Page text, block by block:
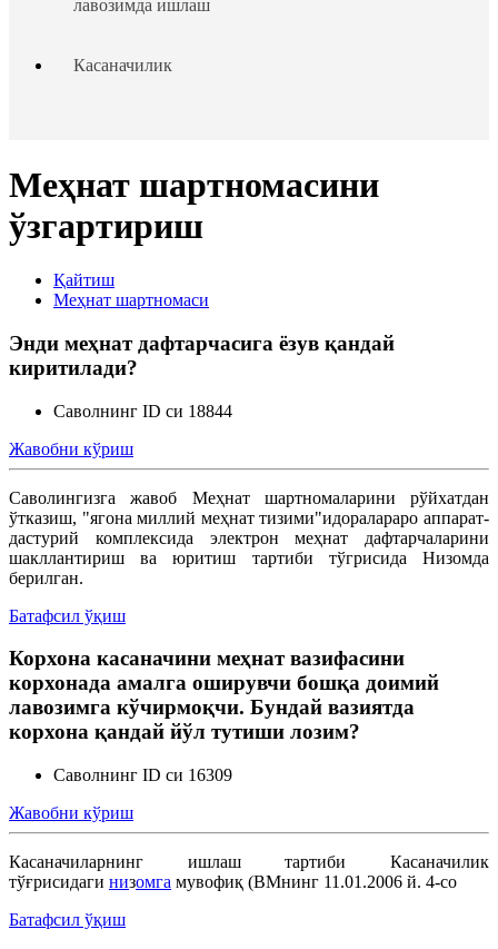
лавозимда ишлаш
Касаначилик
Ходим ва иш берувчининг жавобгарлиги
Ходимлар ҳуқуқларининг кафолатлари
Чет эллик шахсларни ишга жойлаштириш
Ходимларни аттестациядан ўтказиш
Меҳнат шартномасини ўзгартириш
Меҳнатга оид муносабатларни бекор қилиш
Ишга қабул қилиш
Меҳнат шартномасини
ўзгартириш
Қайтиш
Меҳнат шартномаси
Энди меҳнат дафтарчасига ёзув қандай
киритилади?
Саволнинг ID си 18844
Жавобни кўриш
Саволингизга жавоб Меҳнат шартномаларини рўйхатдан
ўтказиш, "ягона миллий меҳнат тизими"идоралараро аппарат-
дастурий комплексида электрон меҳнат дафтарчаларини
шакллантириш ва юритиш тартиби тўгрисида Низомда
берилган.
Батафсил ўқиш
Корхона касаначини меҳнат вазифасини
корхонада амалга оширувчи бошқа доимий
лавозимга кўчирмоқчи. Бундай вазиятда
корхона қандай йўл тутиши лозим?
Саволнинг ID си 16309
Жавобни кўриш
Касаначиларнинг ишлаш тартиби Касаначилик
тўғрисидаги низомга мувофиқ (ВМнинг 11.01.2006 й. 4-со
Батафсил ўқиш